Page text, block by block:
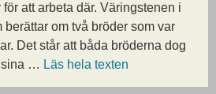
för att arbeta där. Väringstenen i
berättar om två bröder som var
Det står att båda bröderna dog
sina … Läs hela texten